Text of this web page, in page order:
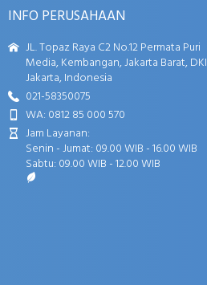
INFO PERUSAHAAN
JL. Topaz Raya C2 No.12 Permata Puri
Media, Kembangan, Jakarta Barat, DKI
Jakarta, Indonesia
021-58350075
WA: 0812 85 000 570
Jam Layanan:
Senin - Jumat: 09.00 WIB - 16.00 WIB
Sabtu: 09.00 WIB - 12.00 WIB